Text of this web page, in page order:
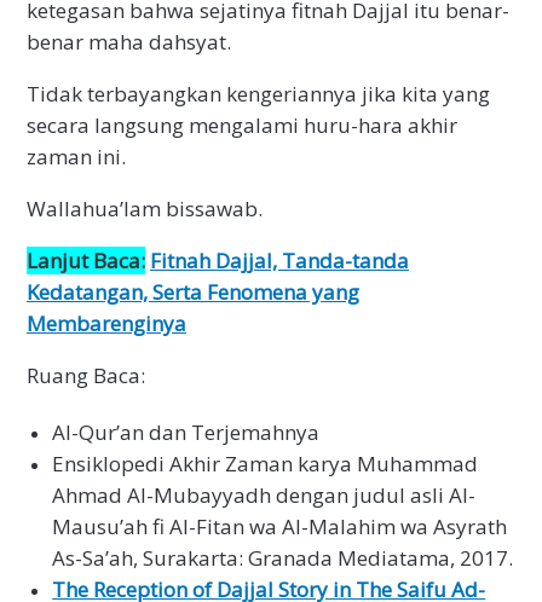
ketegasan bahwa sejatinya fitnah Dajjal itu benar-
benar maha dahsyat.
Tidak terbayangkan kengeriannya jika kita yang
secara langsung mengalami huru-hara akhir
zaman ini.
Wallahua’lam bissawab.
Lanjut Baca: Fitnah Dajjal, Tanda-tanda
Kedatangan, Serta Fenomena yang
Membarenginya
Ruang Baca:
Al-Qur’an dan Terjemahnya
Ensiklopedi Akhir Zaman karya Muhammad
Ahmad Al-Mubayyadh dengan judul asli Al-
Mausu’ah fi Al-Fitan wa Al-Malahim wa Asyrath
As-Sa’ah, Surakarta: Granada Mediatama, 2017.
The Reception of Dajjal Story in The Saifu Ad-